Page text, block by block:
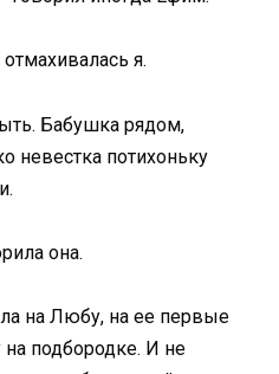
я.
Бабушка рядом,
невестка потихоньку
она.
на Любу, на ее первые
на подбородке. И не